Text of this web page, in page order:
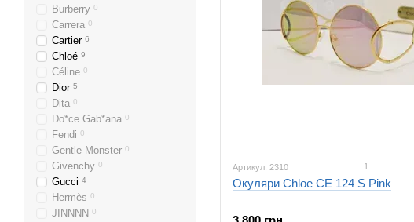
Артикул: 2310 1
Окуляри Chloe CE 124 S Pink
Burberry 0
Carrera 0
Cartier 6
Chloé 9
Céline 0
Dior 5
Dita 0
Do*ce Gab*ana 0
Fendi 0
Gentle Monster 0
Givenchy 0
Gucci 4
Hermès 0
JINNNN 0